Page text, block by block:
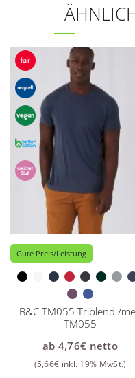
Gute Preis/Leistung
B&C TM055 Triblend /
TM055
ab 4,76€ netto
(5,66€ inkl. 19% MwSt.)